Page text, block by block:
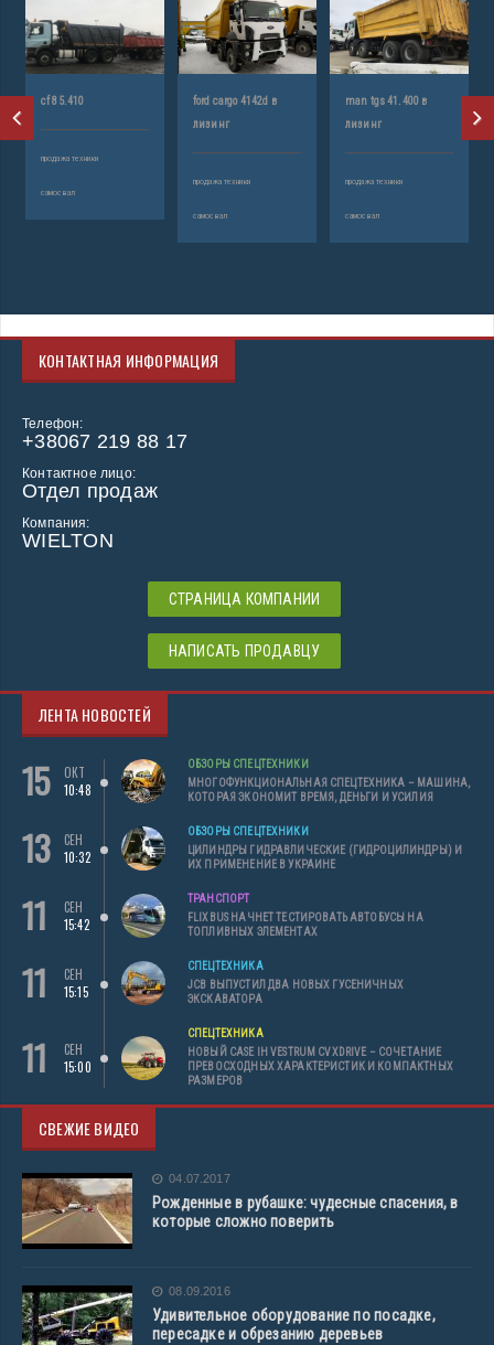
cf 85.410
продажа техники
самосвал
ford cargo 4142d в
лизинг
продажа техники
самосвал
man tgs 41.400 в
лизинг
продажа техники
самосвал
КОНТАКТНАЯ ИНФОРМАЦИЯ
Телефон:
+38067 219 88 17
Контактное лицо:
Отдел продаж
Компания:
WIELTON
СТРАНИЦА КОМПАНИИ
НАПИСАТЬ ПРОДАВЦУ
ЛЕНТА НОВОСТЕЙ
15
ОКТ
10:48
ОБЗОРЫ СПЕЦТЕХНИКИ
МНОГОФУНКЦИОНАЛЬНАЯ СПЕЦТЕХНИКА – МАШИНА,
КОТОРАЯ ЭКОНОМИТ ВРЕМЯ, ДЕНЬГИ И УСИЛИЯ
13
СЕН
10:32
ОБЗОРЫ СПЕЦТЕХНИКИ
ЦИЛИНДРЫ ГИДРАВЛИЧЕСКИЕ (ГИДРОЦИЛИНДРЫ) И
ИХ ПРИМЕНЕНИЕ В УКРАИНЕ
11
СЕН
15:42
ТРАНСПОРТ
FLIXBUS НАЧНЕТ ТЕСТИРОВАТЬ АВТОБУСЫ НА
ТОПЛИВНЫХ ЭЛЕМЕНТАХ
11
СЕН
15:15
СПЕЦТЕХНИКА
JCB ВЫПУСТИЛ ДВА НОВЫХ ГУСЕНИЧНЫХ
ЭКСКАВАТОРА
11
СЕН
15:00
СПЕЦТЕХНИКА
НОВЫЙ CASE IH VESTRUM CVXDRIVE – СОЧЕТАНИЕ
ПРЕВОСХОДНЫХ ХАРАКТЕРИСТИК И КОМПАКТНЫХ
РАЗМЕРОВ
СВЕЖИЕ ВИДЕО
04.07.2017
Рожденные в рубашке: чудесные спасения, в
которые сложно поверить
08.09.2016
Удивительное оборудование по посадке,
пересадке и обрезанию деревьев